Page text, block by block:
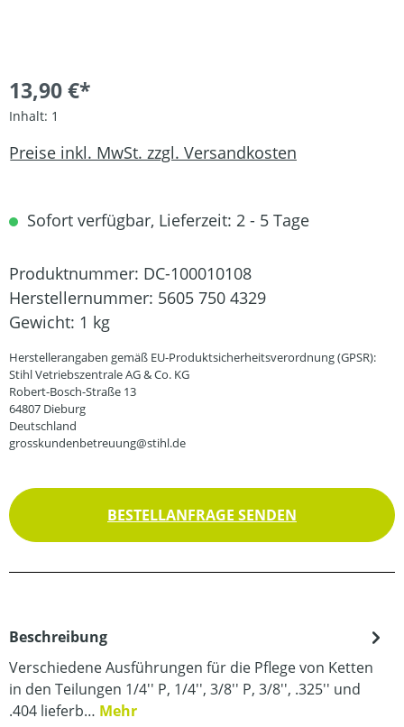
13,90 €*
Inhalt: 1
Preise inkl. MwSt. zzgl. Versandkosten
Sofort verfügbar, Lieferzeit: 2 - 5 Tage
Produktnummer: DC-100010108
Herstellernummer: 5605 750 4329
Gewicht: 1 kg
Herstellerangaben gemäß EU-Produktsicherheitsverordnung (GPSR):
Stihl Vetriebszentrale AG & Co. KG
Robert-Bosch-Straße 13
64807 Dieburg
Deutschland
grosskundenbetreuung@stihl.de
BESTELLANFRAGE SENDEN
Beschreibung
Verschiedene Ausführungen für die Pflege von Ketten
in den Teilungen 1/4'' P, 1/4'', 3/8'' P, 3/8'', .325'' und
.404 lieferb… Mehr